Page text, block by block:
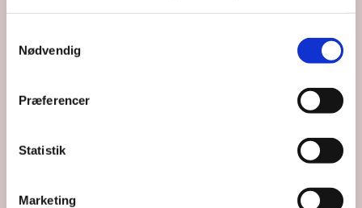
Nødvendig
Præferencer
Statistik
Marketing